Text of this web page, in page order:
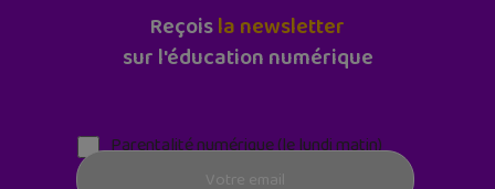
Reçoisla newsletter
sur l'éducation numérique
Parentalité numérique (le lundi matin)